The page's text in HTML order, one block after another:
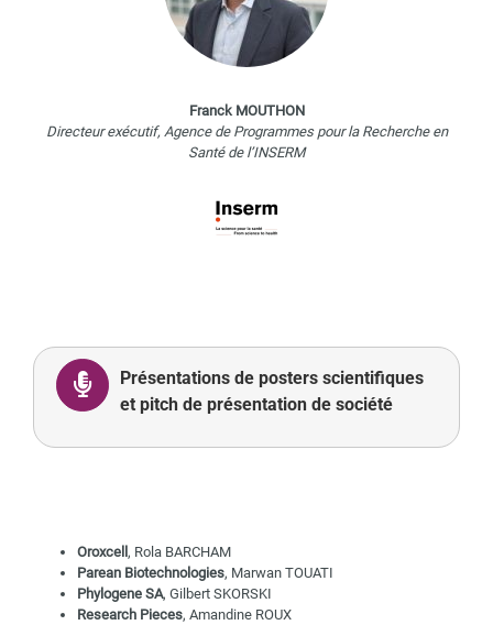
Franck MOUTHON
Directeur exécutif, Agence de Programmes pour la Recherche en
Santé de l’INSERM
Présentations de posters scientifiques
et pitch de présentation de société
Oroxcell , Rola BARCHAM
Parean Biotechnologies, Marwan TOUATI
Phylogene SA, Gilbert SKORSKI
Research Pieces, Amandine ROUX